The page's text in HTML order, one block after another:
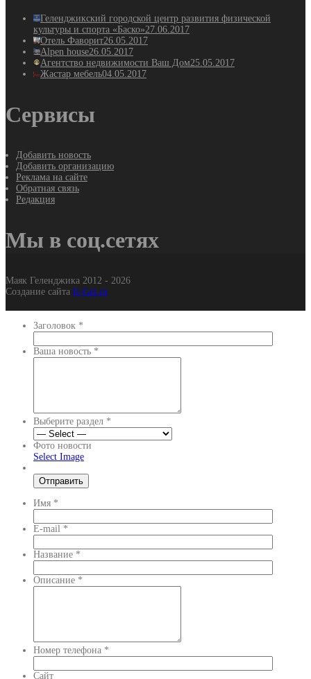
Геленджикский городской центр развития физической
культуры и спорта «Баско»27.06.2017
Отель Фаворит26.05.2017
Alpen house26.05.2017
Агентство недвижимости Ваш Дом25.05.2017
Жастар мебель04.05.2017
Сервисы
Добавить новость
Добавить организацию
Реклама на сайте
Обратная связь
Редакция
Мы в соц.сетях
Маяк Геленджика 2012 - 2026
Создание сайта It-Gel.ru
Заголовок *
Ваша новость *
Выберите раздел *
Фото новости
Select Image
Имя *
E-mail *
Название *
Описание *
Номер телефона *
Сайт